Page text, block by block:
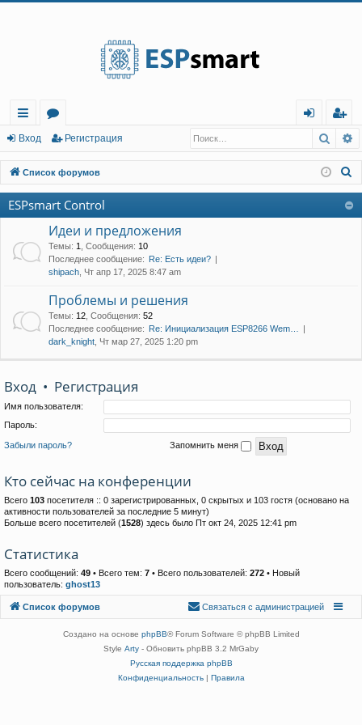
с
ы
лк
и
о
ру
м
ы
д
г
ис
тр
Вход Регистрация
Список форумов
ESPsmart Control
Идеи и предложения
Темы: 1 Сообщения: 10
Последнее сообщение: Re: Есть идеи?
shipach , Чт апр 17, 2025 8:47 am
Проблемы и решения
Темы: 12 Сообщения: 52
Последнее сообщение: Re: Инициализация ESP8266 Wem…
dark_knight , Чт мар 27, 2025 1:20 pm
Вход • Регистрация
Имя пользователя:
Пароль:
Забыли пароль? Запомнить меня
Кто сейчас на конференции
Всего 103 посетителя :: 0 зарегистрированных, 0 скрытых и 103 гостя (основано на
активности пользователей за последние 5 минут)
Больше всего посетителей (1528) здесь было Пт окт 24, 2025 12:41 pm
Статистика
Всего сообщений: 49 • Всего тем: 7 • Всего пользователей: 272 • Новый
пользователь: ghost13
Список форумов
Связаться с
Связаться с администрацией
Создано на основе phpBB® Forum Software © phpBB Limited
Style Arty - Обновить phpBB 3.2 MrGaby
Русская поддержка phpBB
Конфиденциальность| Правила